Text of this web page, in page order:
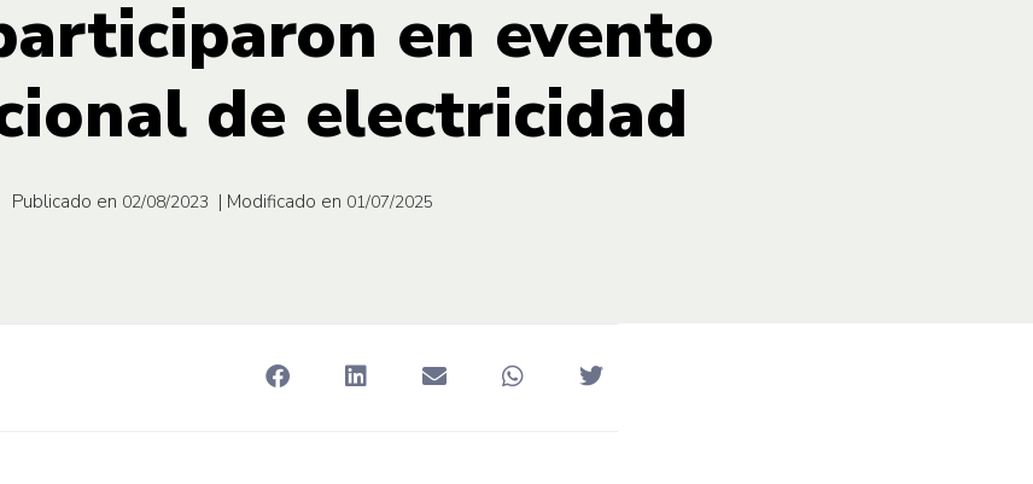
en evento
de electricidad
Publicado en 02/08/2023 | Modificado en 01/07/2025